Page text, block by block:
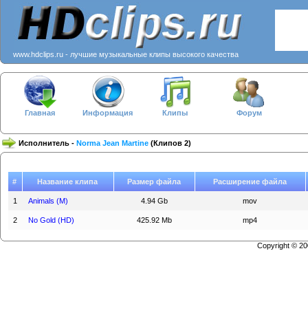
www.hdclips.ru - лучшие музыкальные клипы высокого качества
Главная Информация Клипы Форум
Исполнитель - Norma Jean Martine (Клипов 2)
# Название клипа Размер файла Расширение файла
1 Animals (M) 4.94 Gb mov
2 No Gold (HD) 425.92 Mb mp4
Copyright ©